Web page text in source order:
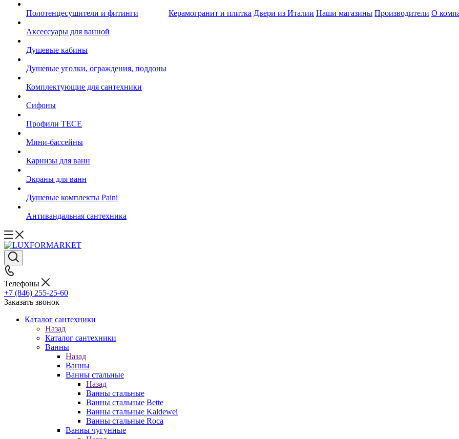
Полотенцесушители и фитинги
Аксессуары для ванной
Душевые кабины
Душевые уголки, ограждения, поддоны
Комплектующие для сантехники
Сифоны
Профили TECE
Мини-бассейны
Карнизы для ванн
Экраны для ванн
Душевые комплекты Paini
Антивандальная сантехника
Керамогранит и плитка Двери из Италии Наши магазины Производители О
Телефоны
+7 (846) 255-25-60
Заказать звонок
Каталог сантехники
Назад
Каталог сантехники
Ванны
Назад
Ванны
Ванны стальные
Назад
Ванны стальные
Ванны стальные Bette
Ванны стальные Kaldewei
Ванны стальные Roca
Ванны чугунные